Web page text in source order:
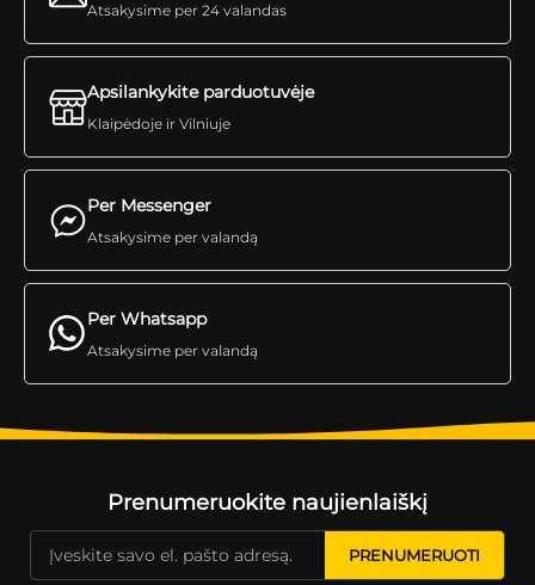
Per Messenger
Atsakysime per valandą
Atsakysime per 24 valandas
Apsilankykite parduotuvėje
Klaipėdoje ir Vilniuje
Per Whatsapp
Atsakysime per valandą
Prenumeruokite naujienlaiškį